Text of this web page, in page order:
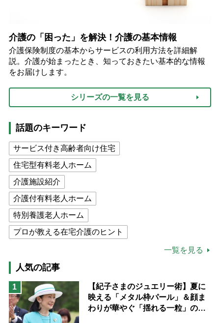
介護の「困った」を解決！介護の基本情報
介護保険制度の基本からサービスの利用方法を詳細解
説。介護が始まったとき、知っておきたい基本的な情報
をお届けします。
シリーズの一覧を見る
話題のキーワード
サービス付き高齢者向け住宅
住宅型有料老人ホーム
介護施設紹介
介護付有料老人ホーム
特別養護老人ホーム
プロが教える在宅介護のヒント
高木ブー
ケアマネジャー
猫が母になつきません
息子の遠距離介護サバイバル術
兄がボケました
一覧を見る
人気の記事
1
【紀子さまのジュエリー術】夏に
映える「メタル枠パール」＆顔ま
わりが華やぐ「揺れる一粒」の使